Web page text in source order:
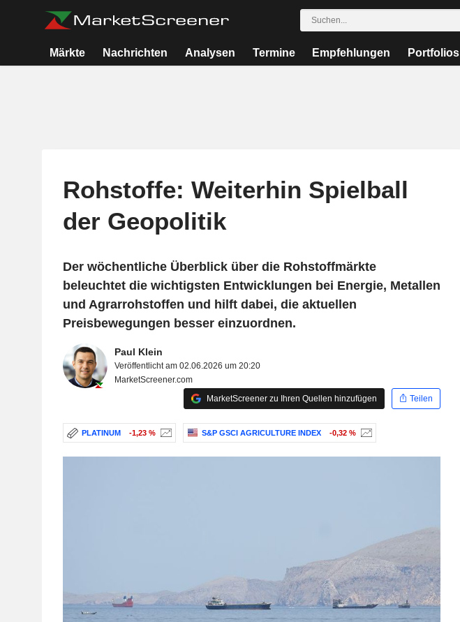
Märkte Nachrichten Analysen Termine Empfehlungen Portfolios
Rohstoffe: Weiterhin Spielball
der Geopolitik
Der wöchentliche Überblick über die Rohstoffmärkte
beleuchtet die wichtigsten Entwicklungen bei Energie, Metallen
und Agrarrohstoffen und hilft dabei, die aktuellen
Preisbewegungen besser einzuordnen.
Paul Klein
Veröffentlicht am 02.06.2026 um 20:20
MarketScreener.com
MarketScreener zu Ihren Quellen hinzufügen
Teilen
PLATINUM -1,23 % S&P GSCI AGRICULTURE INDEX -0,32 %